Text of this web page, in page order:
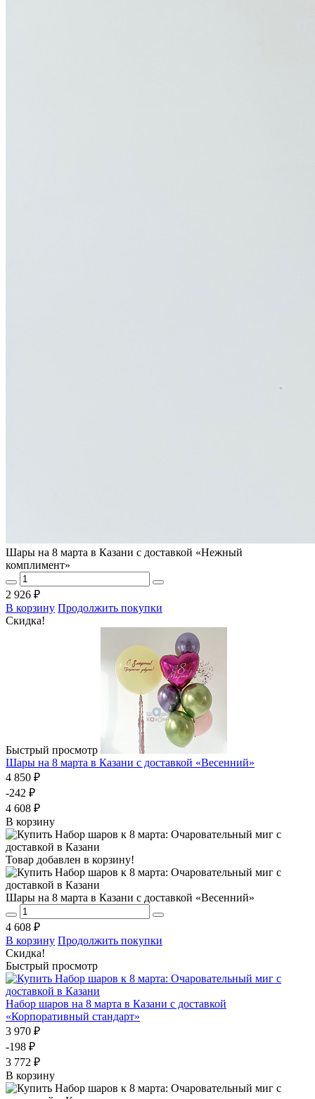
Шары на 8 марта в Казани с доставкой «Нежный
комплимент»
2 926 ₽
В корзину Продолжить покупки
Скидка!
Быстрый просмотр
Шары на 8 марта в Казани с доставкой «Весенний»
4 850 ₽
-242 ₽
4 608 ₽
В корзину
Товар добавлен в корзину!
Шары на 8 марта в Казани с доставкой «Весенний»
4 608 ₽
В корзину Продолжить покупки
Скидка!
Быстрый просмотр
Набор шаров на 8 марта в Казани с доставкой
«Корпоративный стандарт»
3 970 ₽
-198 ₽
3 772 ₽
В корзину